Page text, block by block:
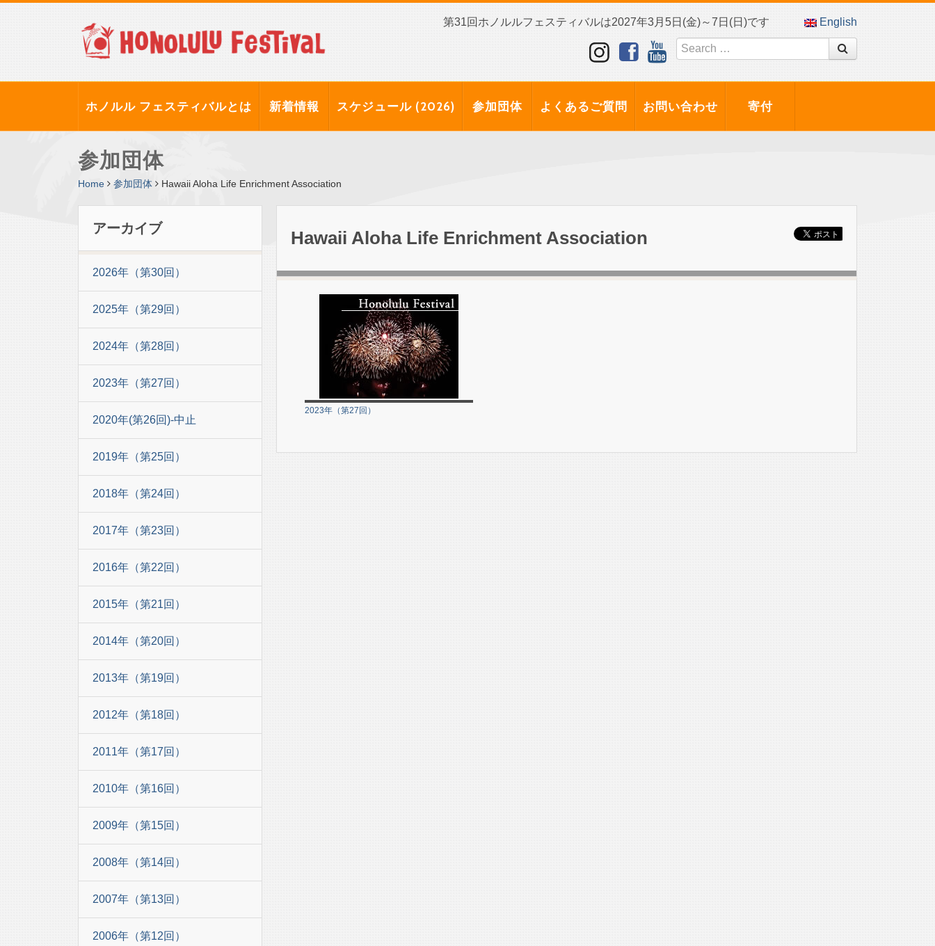
第31回ホノルルフェスティバルは2027年3月5日(金)～7日(日)です English
ホノルル フェスティバルとは 新着情報 スケジュール (2026) 参加団体 よくあるご質問 お問い合わせ 寄付
参加団体
Home 参加団体 Hawaii Aloha Life Enrichment Association
アーカイブ
2026年（第30回）
2025年（第29回）
2024年（第28回）
2023年（第27回）
2020年(第26回)-中止
2019年（第25回）
2018年（第24回）
2017年（第23回）
2016年（第22回）
2015年（第21回）
2014年（第20回）
2013年（第19回）
2012年（第18回）
2011年（第17回）
2010年（第16回）
2009年（第15回）
2008年（第14回）
2007年（第13回）
2006年（第12回）
Hawaii Aloha Life Enrichment Association
2023年（第27回）